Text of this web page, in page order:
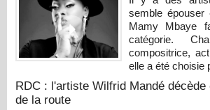
semble
Mamy Mbaye
catégorie.
compositrice,
elle a été choisie
RDC : l'artiste Wilfrid Mandé
de la route